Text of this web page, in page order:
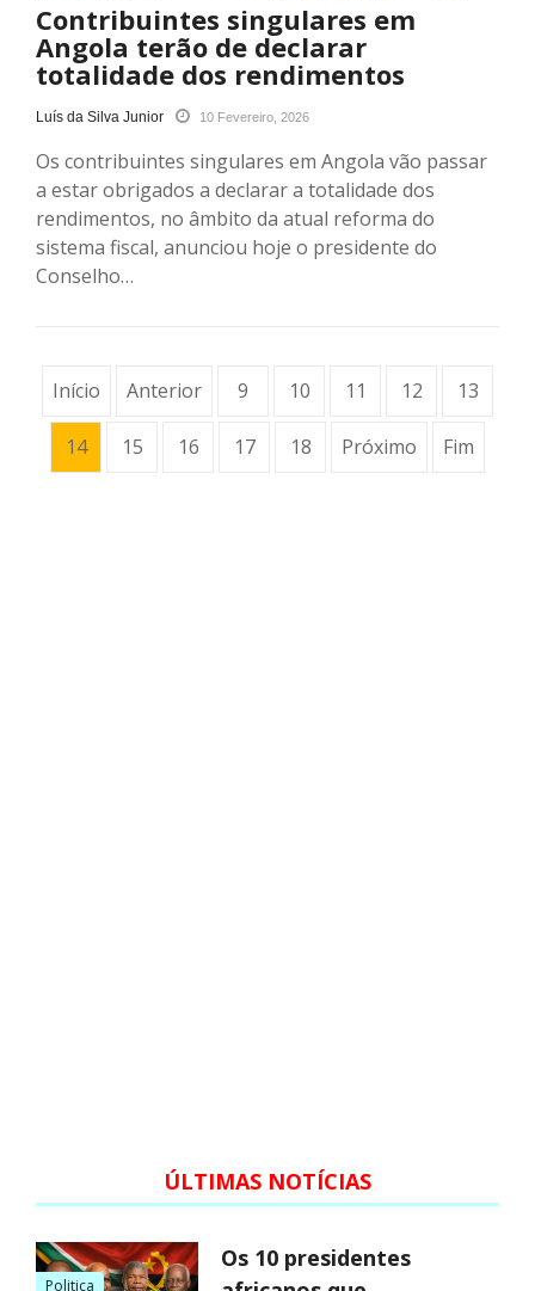
Contribuintes singulares em
Angola terão de declarar
totalidade dos rendimentos
Luís da Silva Junior 10 Fevereiro, 2026
Os contribuintes singulares em Angola vão passar
a estar obrigados a declarar a totalidade dos
rendimentos, no âmbito da atual reforma do
sistema fiscal, anunciou hoje o presidente do
Conselho…
Início Anterior 9 10 11 12 13
14 15 16 17 18 Próximo Fim
ÚLTIMAS NOTÍCIAS
Politica
Os 10 presidentes